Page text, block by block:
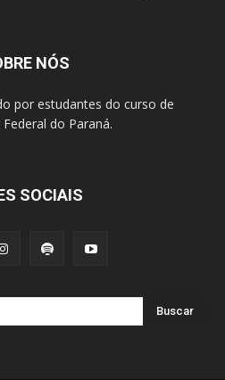
NÓS
por estudantes do curso de
do Paraná.
SOCIAIS
Buscar